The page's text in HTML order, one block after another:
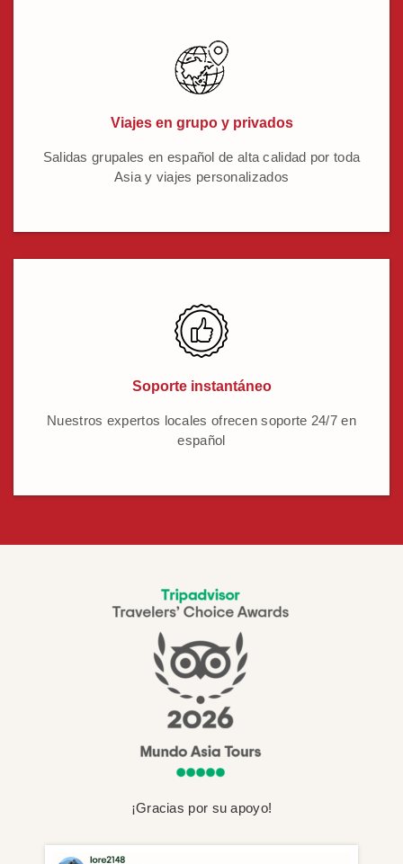
Viajes en grupo y privados
Salidas grupales en español de alta calidad por toda
Asia y viajes personalizados
Soporte instantáneo
Nuestros expertos locales ofrecen soporte 24/7 en
español
¡Gracias por su apoyo!